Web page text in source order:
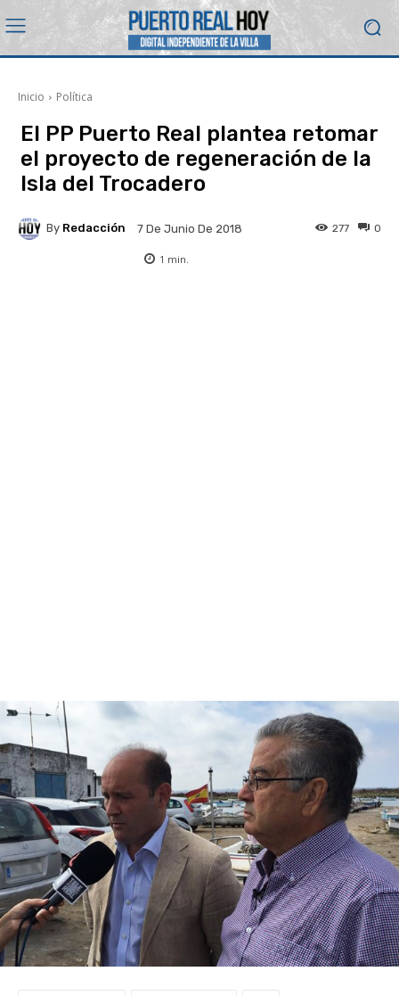
Inicio Política
El PP Puerto Real plantea retomar
el proyecto de regeneración de la
Isla del Trocadero
By Redacción 7 De Junio De 2018 0
277
1 min.